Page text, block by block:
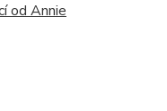
od Annie